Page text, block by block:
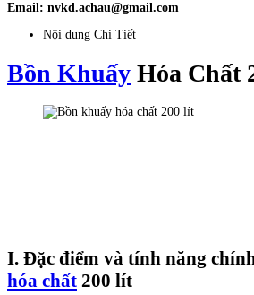
Email: nvkd.achau@gmail.com
Nội dung Chi Tiết
Bồn Khuấy Hóa Chất
I. Đặc điểm và tính năng
hóa chất 200 lít